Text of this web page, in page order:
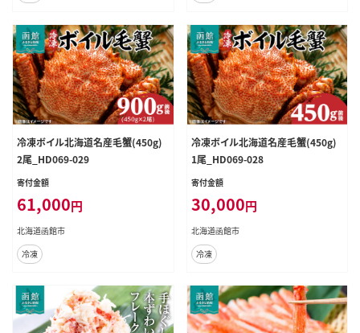
冷凍ボイル北海道名産毛蟹(450g)
2尾_HD069-029
寄付金額
61,000円
北海道函館市
冷凍
冷凍ボイル北海道名産毛蟹(450g)
1尾_HD069-028
寄付金額
30,000円
北海道函館市
冷凍